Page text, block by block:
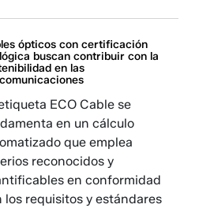
ópticos con certificación
buscan contribuir con la
en las
ECO Cable se
en un cálculo
que emplea
reconocidos y
en conformidad
los requisitos y estándares